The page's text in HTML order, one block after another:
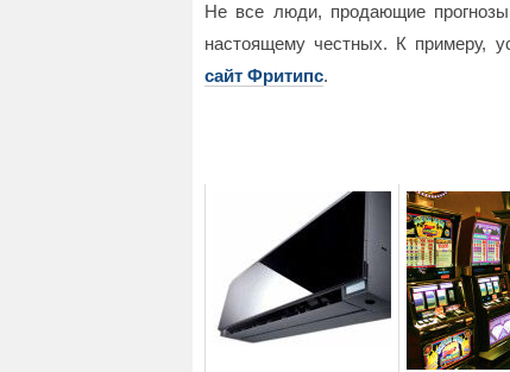
Не все люди, продающие
настоящему честных. К примеру,
сайт Фритипс.